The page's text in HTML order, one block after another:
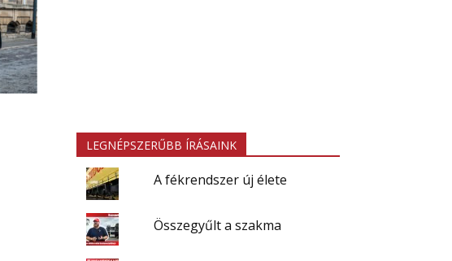
LEGNÉPSZERŰBB ÍRÁSAINK
A fékrendszer új élete
Összegyűlt a szakma